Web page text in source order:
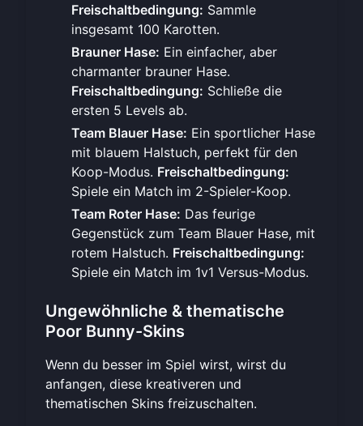
Freischaltbedingung: Sammle
insgesamt 100 Karotten.
Brauner Hase: Ein einfacher, aber
charmanter brauner Hase.
Freischaltbedingung: Schließe die
ersten 5 Levels ab.
Team Blauer Hase: Ein sportlicher Hase
mit blauem Halstuch, perfekt für den
Koop-Modus. Freischaltbedingung:
Spiele ein Match im 2-Spieler-Koop.
Team Roter Hase: Das feurige
Gegenstück zum Team Blauer Hase, mit
rotem Halstuch. Freischaltbedingung:
Spiele ein Match im 1v1 Versus-Modus.
Ungewöhnliche & thematische
Poor Bunny-Skins
Wenn du besser im Spiel wirst, wirst du
anfangen, diese kreativeren und
thematischen Skins freizuschalten.